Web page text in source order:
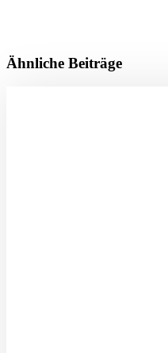
Ähnliche Beiträge